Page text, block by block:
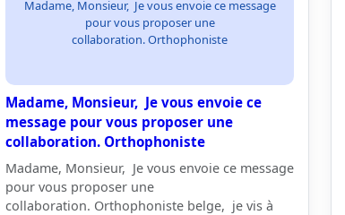
Madame, Monsieur, Je vous envoie ce message
pour vous proposer une
collaboration. Orthophoniste
Madame, Monsieur, Je vous envoie ce
message pour vous proposer une
collaboration. Orthophoniste
Madame, Monsieur, Je vous envoie ce message
pour vous proposer une
collaboration. Orthophoniste belge, je vis à